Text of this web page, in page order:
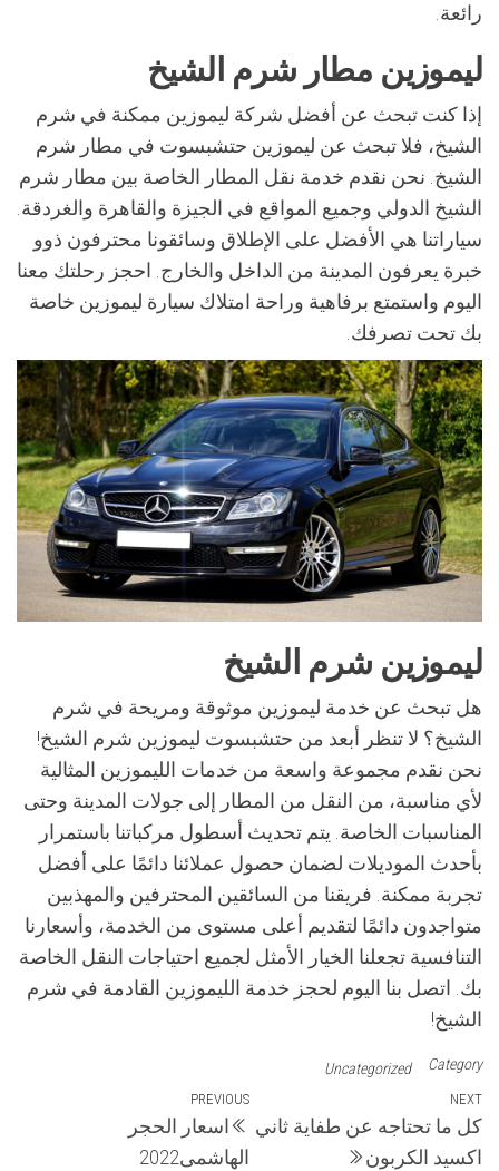
رائعة.
ليموزين مطار شرم الشيخ
إذا كنت تبحث عن أفضل شركة ليموزين ممكنة في شرم
الشيخ، فلا تبحث عن ليموزين حتشبسوت في مطار شرم
الشيخ. نحن نقدم خدمة نقل المطار الخاصة بين مطار شرم
الشيخ الدولي وجميع المواقع في الجيزة والقاهرة والغردقة.
سياراتنا هي الأفضل على الإطلاق وسائقونا محترفون ذوو
خبرة يعرفون المدينة من الداخل والخارج. احجز رحلتك معنا
اليوم واستمتع برفاهية وراحة امتلاك سيارة ليموزين خاصة
بك تحت تصرفك.
ليموزين شرم الشيخ
هل تبحث عن خدمة ليموزين موثوقة ومريحة في شرم
الشيخ؟ لا تنظر أبعد من حتشبسوت ليموزين شرم الشيخ!
نحن نقدم مجموعة واسعة من خدمات الليموزين المثالية
لأي مناسبة، من النقل من المطار إلى جولات المدينة وحتى
المناسبات الخاصة. يتم تحديث أسطول مركباتنا باستمرار
بأحدث الموديلات لضمان حصول عملائنا دائمًا على أفضل
تجربة ممكنة. فريقنا من السائقين المحترفين والمهذبين
متواجدون دائمًا لتقديم أعلى مستوى من الخدمة، وأسعارنا
التنافسية تجعلنا الخيار الأمثل لجميع احتياجات النقل الخاصة
بك. اتصل بنا اليوم لحجز خدمة الليموزين القادمة في شرم
الشيخ!
Category
Uncategorized
تصفّح
المقالات
Previous
Post
PREVIOUS
اسعار الحجر
الهاشمى2022
Next
Post
NEXT
كل ما تحتاجه عن طفاية ثاني
اكسيد الكربون